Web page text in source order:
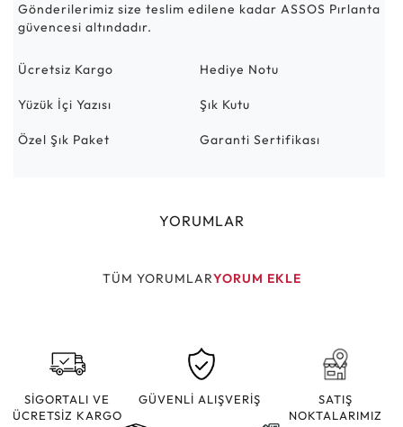
Gönderilerimiz size teslim edilene kadar ASSOS Pırlanta
güvencesi altındadır.
Ücretsiz Kargo Hediye Notu
Yüzük İçi Yazısı Şık Kutu
Özel Şık Paket Garanti Sertifikası
YORUMLAR
TÜM YORUMLARYORUM EKLE
SİGORTALI VE
ÜCRETSİZ KARGO
GÜVENLİ ALIŞVERİŞ
SATIŞ
NOKTALARIMIZ